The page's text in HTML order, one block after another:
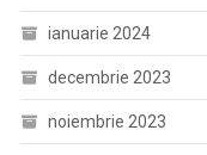
ianuarie 2024
decembrie 2023
noiembrie 2023